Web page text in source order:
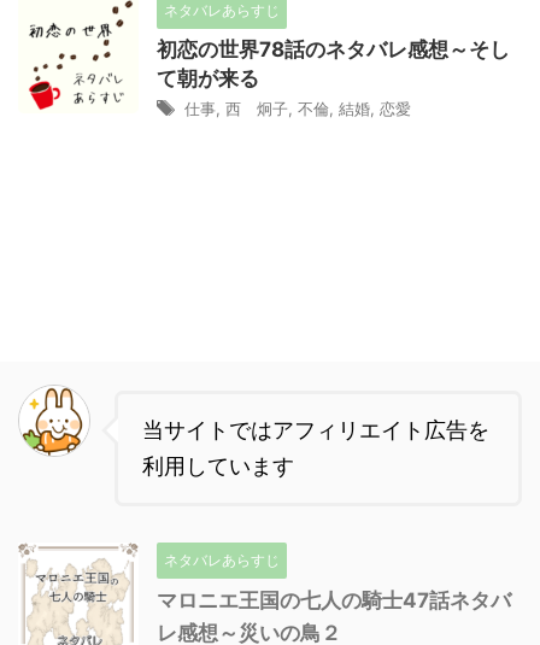
ネタバレあらすじ
初恋の世界78話のネタバレ感想～そし
て朝が来る
仕事 西 炯子 不倫 結婚 恋愛
当サイトではアフィリエイト広告を
利用しています
ネタバレあらすじ
マロニエ王国の七人の騎士47話ネタバ
レ感想～災いの鳥２